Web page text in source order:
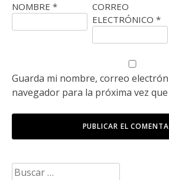
NOMBRE *
CORREO
ELECTRÓNICO *
Guarda mi nombre, correo
navegador para la próxima vez
Buscar: